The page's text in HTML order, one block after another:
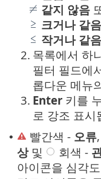
같지 않음
크거나 같음
작거나 같음
2. 목록에서 하
필터 필드에
롭다운 메뉴
3. Enter 키를
로 강조 표시
• 빨간색 - 오류,
상및 회색 -
아이콘을 심각